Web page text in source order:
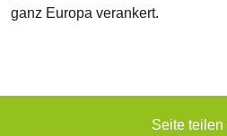
ganz Europa verankert.
Seite teilen